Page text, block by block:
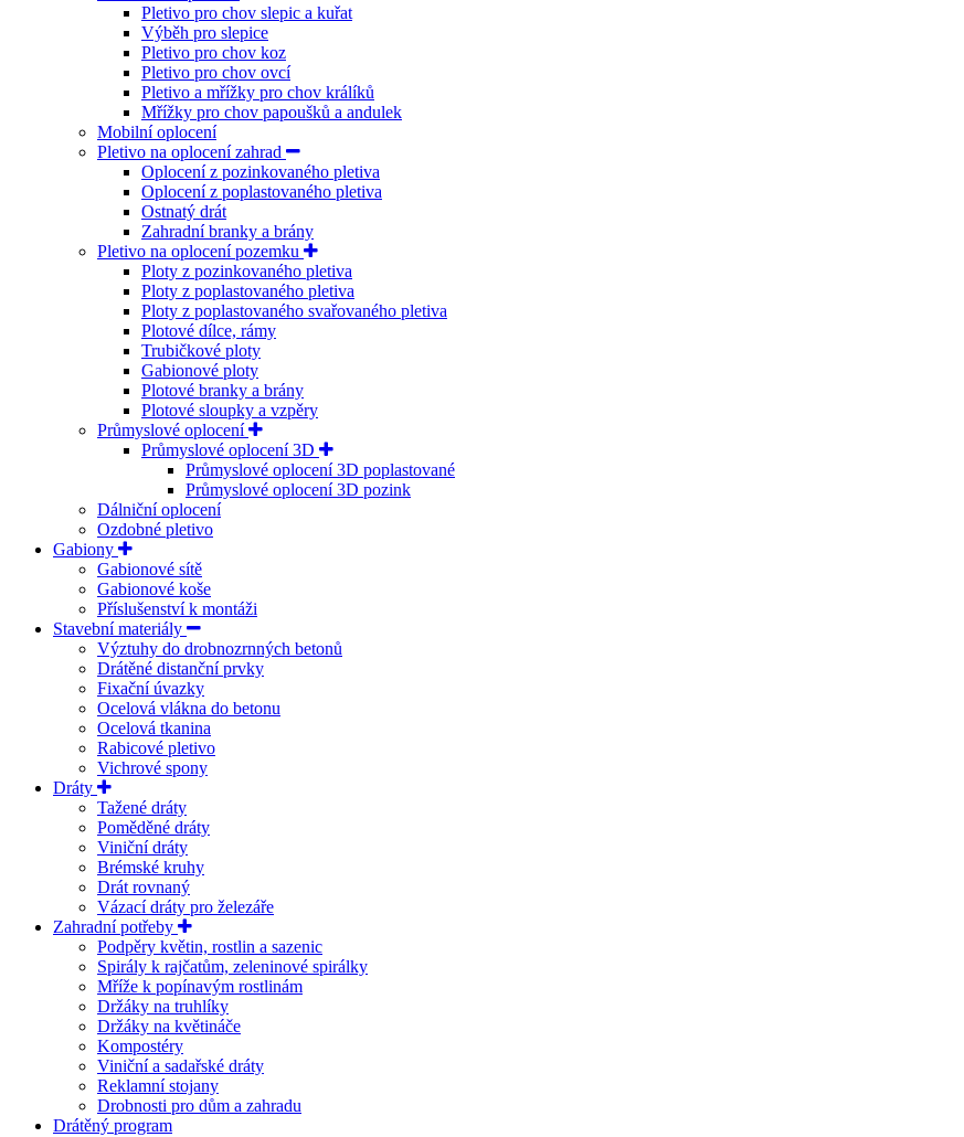
Pletivo pro chov slepic a kuřat
Výběh pro slepice
Pletivo pro chov koz
Pletivo pro chov ovcí
Pletivo a mřížky pro chov králíků
Mřížky pro chov papoušků a andulek
Mobilní oplocení
Pletivo na oplocení zahrad
Oplocení z pozinkovaného pletiva
Oplocení z poplastovaného pletiva
Ostnatý drát
Zahradní branky a brány
Pletivo na oplocení pozemku
Ploty z pozinkovaného pletiva
Ploty z poplastovaného pletiva
Ploty z poplastovaného svařovaného pletiva
Plotové dílce, rámy
Trubičkové ploty
Gabionové ploty
Plotové branky a brány
Plotové sloupky a vzpěry
Průmyslové oplocení
Průmyslové oplocení 3D
Průmyslové oplocení 3D poplastované
Průmyslové oplocení 3D pozink
Dálniční oplocení
Ozdobné pletivo
Gabiony
Gabionové sítě
Gabionové koše
Příslušenství k montáži
Stavební materiály
Výztuhy do drobnozrnných betonů
Drátěné distanční prvky
Fixační úvazky
Ocelová vlákna do betonu
Ocelová tkanina
Rabicové pletivo
Vichrové spony
Dráty
Tažené dráty
Poměděné dráty
Viniční dráty
Brémské kruhy
Drát rovnaný
Vázací dráty pro železáře
Zahradní potřeby
Podpěry květin, rostlin a sazenic
Spirály k rajčatům, zeleninové spirálky
Mříže k popínavým rostlinám
Držáky na truhlíky
Držáky na květináče
Kompostéry
Viniční a sadařské dráty
Reklamní stojany
Drobnosti pro dům a zahradu
Drátěný program